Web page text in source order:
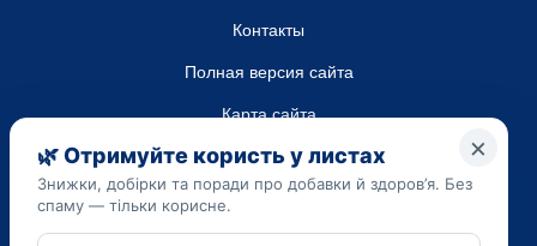
Контакты
Полная версия сайта
Карта сайта
ТОВ “ДО ЮА”,
Код ЄДРПОУ 45223262
Дата регистрации 14.09.2023